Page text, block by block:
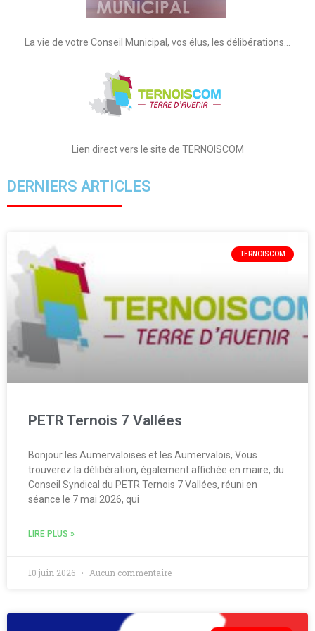
La vie de votre Conseil Municipal, vos élus, les délibérations…
Lien direct vers le site de TERNOISCOM
DERNIERS ARTICLES
TERNOISCOM
PETR Ternois 7 Vallées
Bonjour les Aumervaloises et les Aumervalois, Vous
trouverez la délibération, également affichée en maire, du
Conseil Syndical du PETR Ternois 7 Vallées, réuni en
séance le 7 mai 2026, qui
LIRE PLUS »
10 juin 2026 Aucun commentaire